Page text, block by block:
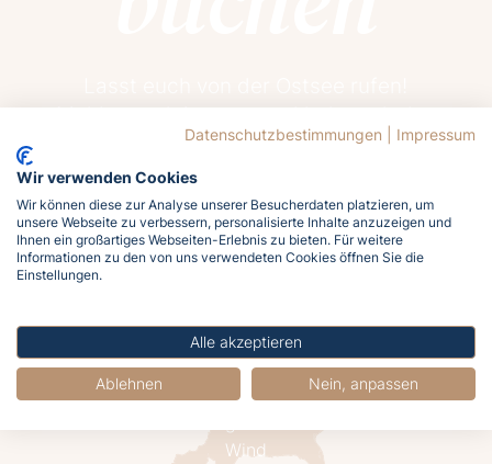
Meldet euch jetzt an und holt euch das
Meergefühl nach Hause!
Jetzt buchen
13.3°C
Wind
Datenschutzbestimmungen Impressum
Wir verwenden Cookies
Wir können diese zur Analyse unserer Besucherdaten platzieren, um
unsere Webseite zu verbessern, personalisierte Inhalte anzuzeigen und
Ihnen ein großartiges Webseiten-Erlebnis zu bieten. Für weitere
Informationen zu den von uns verwendeten Cookies öffnen Sie die
Einstellungen.
Alle akzeptieren
Ablehnen Nein, anpassen